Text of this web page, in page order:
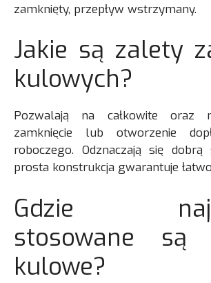
zamknięty, przepływ wstrzymany.
Jakie są zalety
kulowych?
Pozwalają na całkowite oraz
zamknięcie lub otworzenie
roboczego. Odznaczają się dobrą
prosta konstrukcja gwarantuje
Gdzie
stosowane są
kulowe?